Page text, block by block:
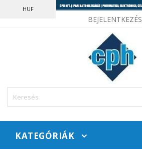
BEJELENTKEZÉS
HUF
KATEGÓRIÁK